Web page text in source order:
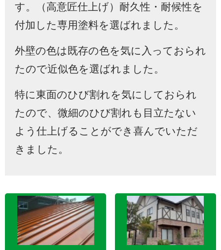
す。（高意匠仕上げ）耐久性・耐候性を
付加した専用塗料を選ばれました。
外壁の色は既存の色を気に入っておられ
たので近似色を選ばれました。
特に東面のひび割れを気にしておられ
たので、微細のひび割れも目立たない
よう仕上げることができ喜んでいただ
きました。